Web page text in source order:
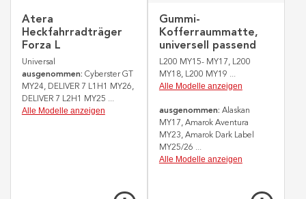
Atera
Heckfahrradträger
Forza L
Universal
ausgenommen: Cyberster GT
MY24, DELIVER 7 L1H1 MY26,
DELIVER 7 L2H1 MY25 ...
Alle Modelle anzeigen
Gummi-
Kofferraummatte,
universell passend
L200 MY15- MY17, L200
MY18, L200 MY19 ...
Alle Modelle anzeigen
ausgenommen: Alaskan
MY17, Amarok Aventura
MY23, Amarok Dark Label
MY25/26 ...
Alle Modelle anzeigen